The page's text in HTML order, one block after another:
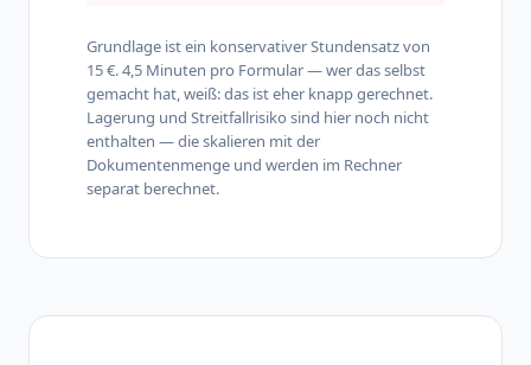
Grundlage ist ein konservativer Stundensatz von
15 €. 4,5 Minuten pro Formular — wer das selbst
gemacht hat, weiß: das ist eher knapp gerechnet.
Lagerung und Streitfallrisiko sind hier noch nicht
enthalten — die skalieren mit der
Dokumentenmenge und werden im Rechner
separat berechnet.